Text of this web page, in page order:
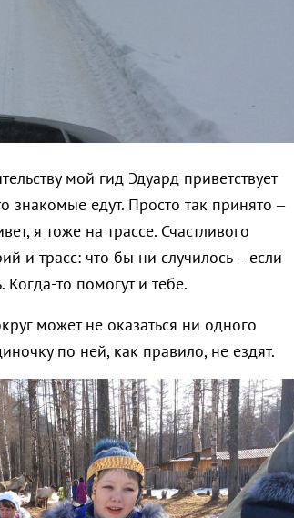
мой гид Эдуард приветствует
знакомые едут. Просто так принято –
я тоже на трассе. Счастливого
и трасс: что бы ни случилось – если
то помогут и тебе.
может не оказаться ни одного
по ней, как правило, не ездят.